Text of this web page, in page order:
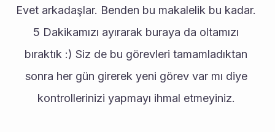
Evet arkadaşlar. Benden bu makalelik bu kadar.
5 Dakikamızı ayırarak buraya da oltamızı
bıraktık :) Siz de bu görevleri tamamladıktan
sonra her gün girerek yeni görev var mı diye
kontrollerinizi yapmayı ihmal etmeyiniz.